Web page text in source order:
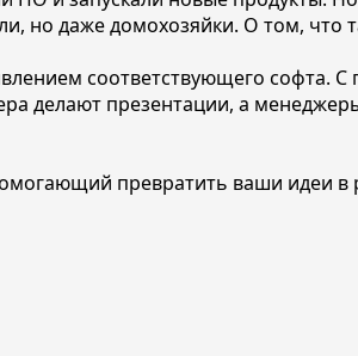
но даже домохозяйки. О том, что
соответствующего софта.
делают презентации, а
превратить ваши идеи в